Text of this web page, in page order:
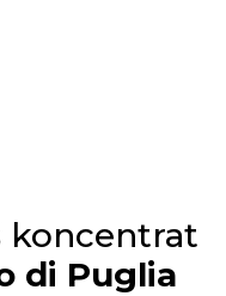
koncentrat
di Puglia